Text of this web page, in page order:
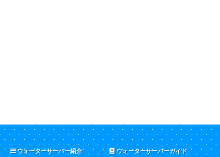
ウォーターサーバー紹介
ウォーターサーバーガイド